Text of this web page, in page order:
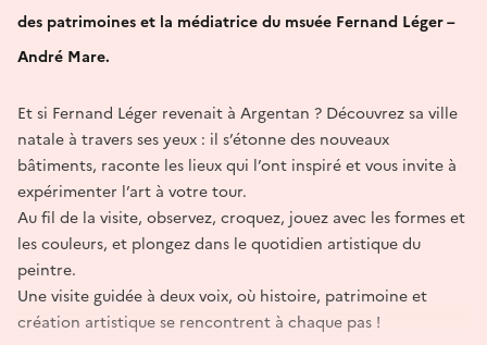
des patrimoines et la médiatrice du msuée Fernand Léger –
André Mare.
Et si Fernand Léger revenait à Argentan ? Découvrez sa ville
natale à travers ses yeux : il s’étonne des nouveaux
bâtiments, raconte les lieux qui l’ont inspiré et vous invite à
expérimenter l’art à votre tour.
Au fil de la visite, observez, croquez, jouez avec les formes et
les couleurs, et plongez dans le quotidien artistique du
peintre.
Une visite guidée à deux voix, où histoire, patrimoine et
création artistique se rencontrent à chaque pas !